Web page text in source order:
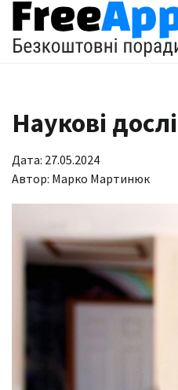
Перейти
до
вмісту
Наукові
Дата: 27.05.2024
Автор: Марко Мартинюк